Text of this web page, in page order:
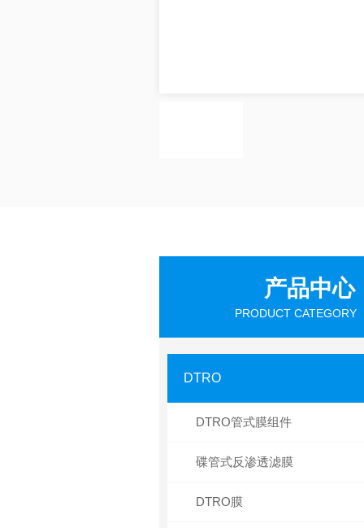
产品中心
PRODUCT CATEGORY
DTRO
DTRO管式膜组件
碟管式反渗透滤膜
DTRO膜